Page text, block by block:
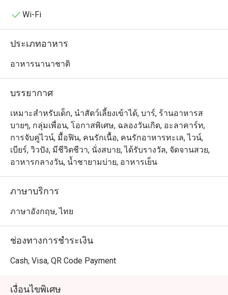
เมนูแนะนำ
RARE ที่มีรสสัมผัสนุ่ม ดื่มง่าย นอกจากนี้ยังมีเมนูหลากหลาย
การบริการที่ใส่ใจ แม้บางเมนูจะถูกเรียกร้องให้กลับมาอีก
ครั้ง แต่โดยรวมแล้วลูกค้าพึงพอใจกับอาหารและบรรยากาศ
พนักงานได้รับคำชมเป็นพิเศษในด้านความรู้และคำแนะนำ
เกี่ยวกับไวน์
บรรยากาศและทำเล
และน่านั่ง เหมาะสำหรับทั้งมื้ออาหารสบาย ๆ และการเฉลิม
ฉลองในโอกาสพิเศษ
มาสัมผัสประสบการณ์อาหารและไวน์ที่น่าประทับใจได้แล้ว
วันนี้!
Wi-Fi
ประเภทอาหาร
อาหารนานาชาติ
บรรยากาศ
เหมาะสำหรับเด็ก, นำสัตว์เลี้ยงเข้าได้, บาร์, ร้านอาหารส
บายๆ, กลุ่มเพื่อน, โอกาสพิเศษ, ฉลองวันเกิด, อะลาคาร์ท,
การจับคู่ไวน์, มื้อฟิน, คนรักเนื้อ, คนรักอาหารทะเล, ไวน์,
เบียร์, วิวปัง, มีชีวิตชีวา, นั่งสบาย, ได้รับรางวัล, จัดจานสวย,
อาหารกลางวัน, น้ำชายามบ่าย, อาหารเย็น
ภาษาบริการ
ภาษาอังกฤษ, ไทย
ช่องทางการชำระเงิน
Cash, Visa, QR Code Payment
เงื่อนไขพิเศษ